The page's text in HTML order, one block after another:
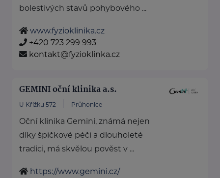
bolestivých stavů pohybového ...
www.fyzioklinika.cz
+420 723 299 993
kontakt@fyzioklinka.cz
GEMINI oční klinika a.s.
U Křížku 572 Průhonice
Oční klinika Gemini, známá nejen
díky špičkové péči a dlouholeté
tradici, má skvělou pověst v ...
https://www.gemini.cz/